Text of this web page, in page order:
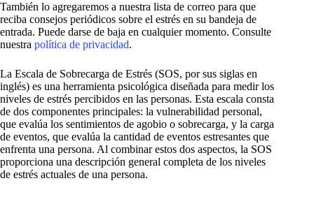
También lo agregaremos a nuestra lista de correo para que
reciba consejos periódicos sobre el estrés en su bandeja de
entrada. Puede darse de baja en cualquier momento. Consulte
nuestra política de privacidad.
La Escala de Sobrecarga de Estrés (SOS, por sus siglas en
inglés) es una herramienta psicológica diseñada para medir los
niveles de estrés percibidos en las personas. Esta escala consta
de dos componentes principales: la vulnerabilidad personal,
que evalúa los sentimientos de agobio o sobrecarga, y la carga
de eventos, que evalúa la cantidad de eventos estresantes que
enfrenta una persona. Al combinar estos dos aspectos, la SOS
proporciona una descripción general completa de los niveles
de estrés actuales de una persona.